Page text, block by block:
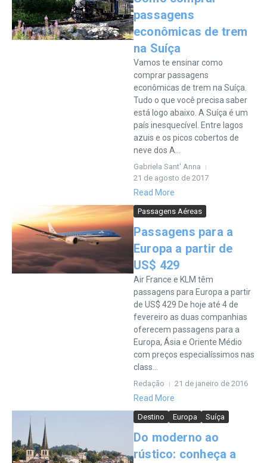
passagens
econômicas de trem
na Suíça
Vamos te ensinar como
comprar passagens
econômicas de trem na Suíça.
Tudo o que você precisa saber
está logo abaixo. A Suíça é um
país inesquecível. Entre lagos
azuis e os picos cobertos de
neve dos A...
Gabriela Sant' Anna
21 de agosto de 2017
Read More
Passagens Aéreas
Passagens para a
Europa a partir de
US$ 429
Air France e KLM têm
passagens para Europa a partir
de US$ 429 De hoje até 4 de
fevereiro as duas companhias
oferecem passagens para a
Europa, Ásia e Oriente Médio
com preços especialíssimos nas
class...
Redação 21 de janeiro de 2016
Read More
Destino Europa Suíça
Do moderno ao
rústico: conheça a